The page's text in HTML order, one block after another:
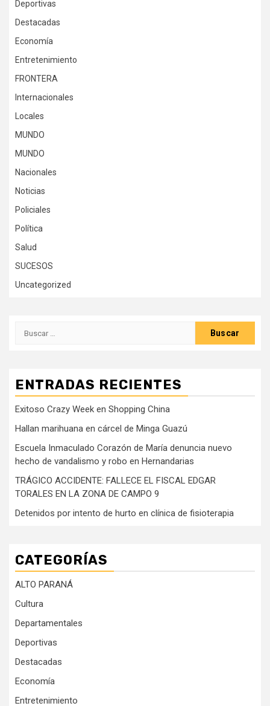
Deportivas
Destacadas
Economía
Entretenimiento
FRONTERA
Internacionales
Locales
MUNDO
MUNDO
Nacionales
Noticias
Policiales
Política
Salud
SUCESOS
Uncategorized
Buscar:
ENTRADAS RECIENTES
Exitoso Crazy Week en Shopping China
Hallan marihuana en cárcel de Minga Guazú
Escuela Inmaculado Corazón de María denuncia nuevo
hecho de vandalismo y robo en Hernandarias
TRÁGICO ACCIDENTE: FALLECE EL FISCAL EDGAR
TORALES EN LA ZONA DE CAMPO 9
Detenidos por intento de hurto en clínica de fisioterapia
CATEGORÍAS
ALTO PARANÁ
Cultura
Departamentales
Deportivas
Destacadas
Economía
Entretenimiento